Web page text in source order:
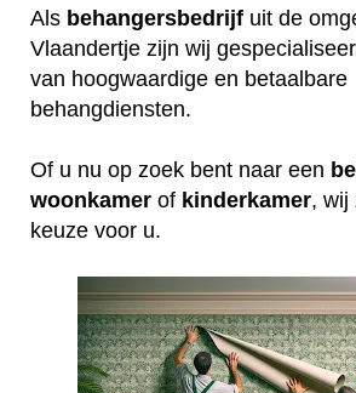
Als behangersbedrijf uit de
Vlaandertje zijn wij
van hoogwaardige en betaalbare
behangdiensten.
Of u nu op zoek bent naar een
woonkamer of kinderkamer, wij
keuze voor u.